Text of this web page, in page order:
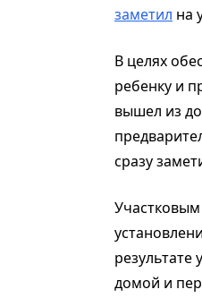
заметил на
В целях
ребенку и
вышел из
сразу
результате
домой и